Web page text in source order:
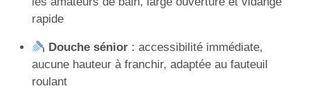
rapide
Douche sénior: accessibilité immédiate,
aucune hauteur à franchir, adaptée au fauteuil
roulant